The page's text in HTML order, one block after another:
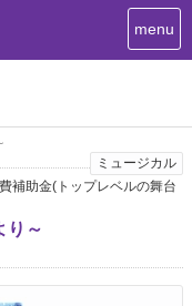
T
o
n
a
a
menu
ミュージカル
助金(トップレベルの舞台
り～